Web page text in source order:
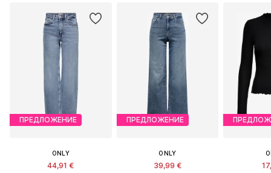
ПРЕДЛОЖЕНИЕ
ONLY
44,91 €
ПРЕДЛОЖЕНИЕ
ONLY
39,99 €